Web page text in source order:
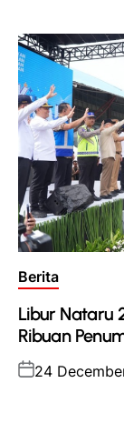
Posted
Berita
Libur Nataru
Ribuan
Posted
24